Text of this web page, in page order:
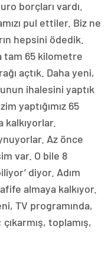
borçları vardı.
pul ettiler. Biz ne
hepsini ödedik.
tam 65 kilometre
açtık. Daha yeni,
ihalesini yaptık
yaptığımız 65
Az önce
var. O bile 8
diyor. Adım
almaya kalkıyor.
TV programında,
toplamış,